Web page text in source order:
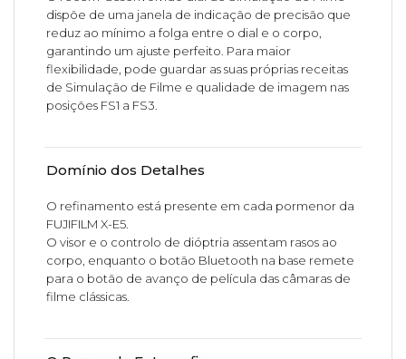
dispõe de uma janela de indicação de precisão que
reduz ao mínimo a folga entre o dial e o corpo,
garantindo um ajuste perfeito. Para maior
flexibilidade, pode guardar as suas próprias receitas
de Simulação de Filme e qualidade de imagem nas
posições FS1 a FS3.
Domínio dos Detalhes
O refinamento está presente em cada pormenor da
FUJIFILM X-E5.
O visor e o controlo de dióptria assentam rasos ao
corpo, enquanto o botão Bluetooth na base remete
para o botão de avanço de película das câmaras de
filme clássicas.